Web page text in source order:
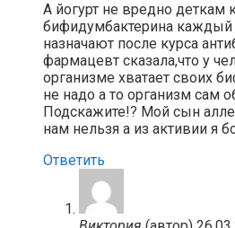
А йогурт не вредно деткам
бифидумбактерина каждый
назначают после курса
фармацевт сказала,что у
организме хватает своих
не надо а то организм сам
Подскажите!? Мой сын
нам нельзя а из активии я
Ответить